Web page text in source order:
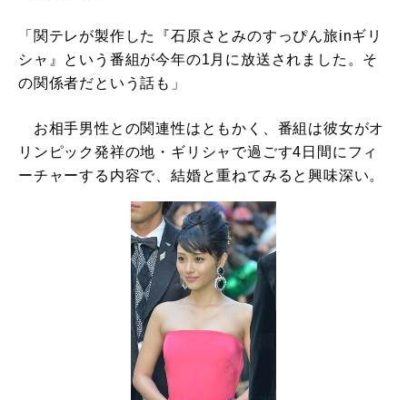
「関テレが製作した『石原さとみのすっぴん旅inギリ
シャ』という番組が今年の1月に放送されました。そ
の関係者だという話も」
お相手男性との関連性はともかく、番組は彼女がオ
リンピック発祥の地・ギリシャで過ごす4日間にフィ
ーチャーする内容で、結婚と重ねてみると興味深い。